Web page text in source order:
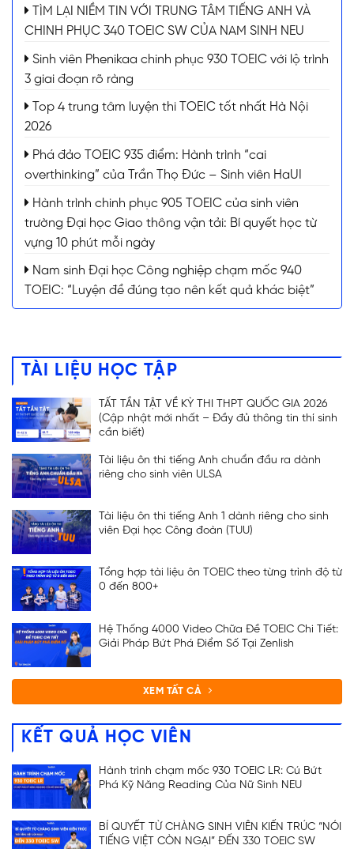
TÌM LẠI NIỀM TIN VỚI TRUNG TÂM TIẾNG ANH VÀ
CHINH PHỤC 340 TOEIC SW CỦA NAM SINH NEU
Sinh viên Phenikaa chinh phục 930 TOEIC với lộ trình
3 giai đoạn rõ ràng
Top 4 trung tâm luyện thi TOEIC tốt nhất Hà Nội
2026
Phá đảo TOEIC 935 điểm: Hành trình “cai
overthinking” của Trần Thọ Đức – Sinh viên HaUI
Hành trình chinh phục 905 TOEIC của sinh viên
trường Đại học Giao thông vận tải: Bí quyết học từ
vựng 10 phút mỗi ngày
Nam sinh Đại học Công nghiệp chạm mốc 940
TOEIC: “Luyện đề đúng tạo nên kết quả khác biệt”
TÀI LIỆU HỌC TẬP
TẤT TẦN TẬT VỀ KỲ THI THPT QUỐC GIA 2026
(Cập nhật mới nhất – Đầy đủ thông tin thí sinh
cần biết)
Tài liệu ôn thi tiếng Anh chuẩn đầu ra dành
riêng cho sinh viên ULSA
Tài liệu ôn thi tiếng Anh 1 dành riêng cho sinh
viên Đại học Công đoàn (TUU)
Tổng hợp tài liệu ôn TOEIC theo từng trình độ từ
0 đến 800+
Hệ Thống 4000 Video Chữa Đề TOEIC Chi Tiết:
Giải Pháp Bứt Phá Điểm Số Tại Zenlish
XEM TẤT CẢ
KẾT QUẢ HỌC VIÊN
Hành trình chạm mốc 930 TOEIC LR: Cú Bứt
Phá Kỹ Năng Reading Của Nữ Sinh NEU
BÍ QUYẾT TỪ CHÀNG SINH VIÊN KIẾN TRÚC “NÓI
TIẾNG VIỆT CÒN NGẠI” ĐẾN 330 TOEIC SW